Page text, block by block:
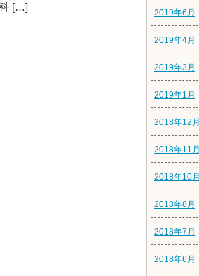
[…]
2019年6月
2019年4月
2019年3月
2019年1月
2018年12月
2018年11月
2018年10月
2018年8月
2018年7月
2018年6月